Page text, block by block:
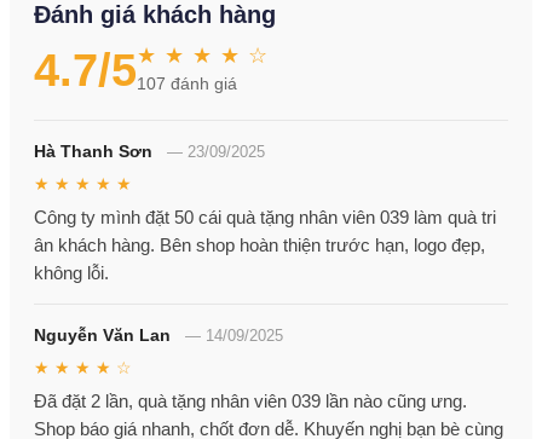
Đánh giá khách hàng
4.7/5★ ★ ★ ★ ☆
107 đánh giá
Hà Thanh Sơn — 23/09/2025
★ ★ ★ ★ ★
Công ty mình đặt 50 cái quà tặng nhân viên 039 làm quà tri
ân khách hàng. Bên shop hoàn thiện trước hạn, logo đẹp,
không lỗi.
Nguyễn Văn Lan — 14/09/2025
★ ★ ★ ★ ☆
Đã đặt 2 lần, quà tặng nhân viên 039 lần nào cũng ưng.
Shop báo giá nhanh, chốt đơn dễ. Khuyến nghị bạn bè cùng